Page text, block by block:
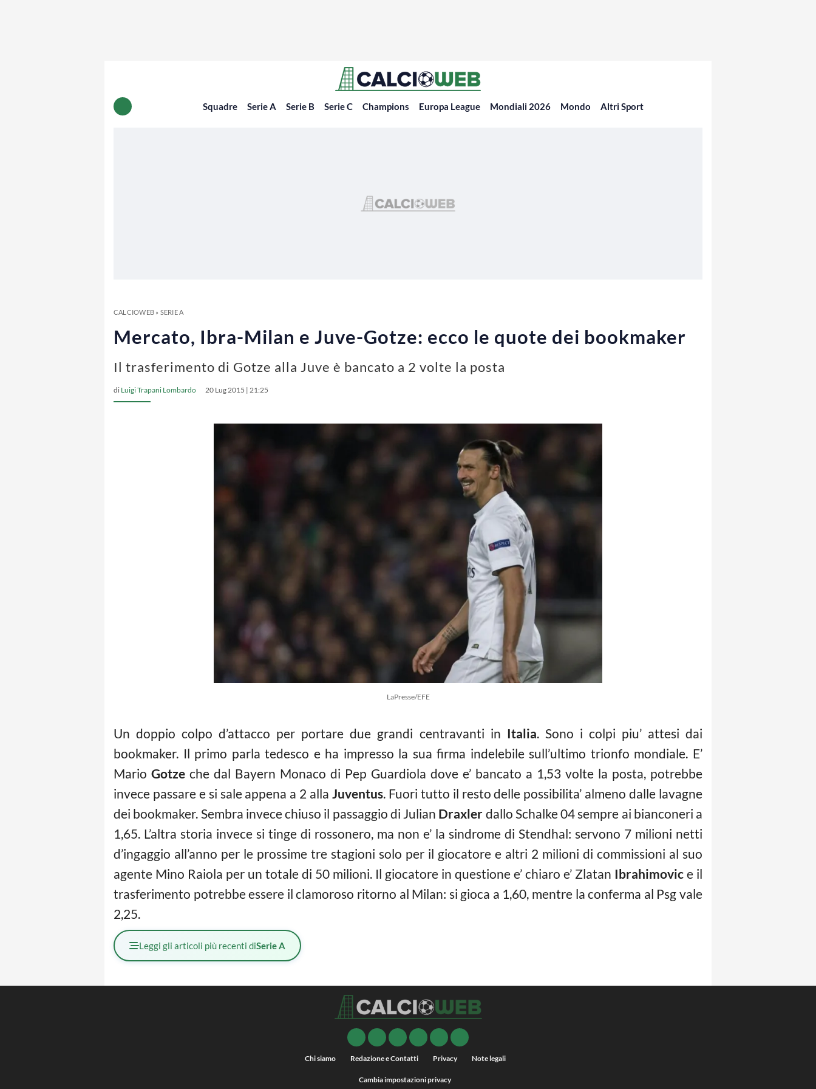
Squadre Serie A Serie B Serie C Champions Europa League Mondiali 2026 Mondo Altri Sport
CALCIOWEB» SERIE A
Mercato, Ibra-Milan e Juve-Gotze: ecco le quote dei bookmaker
Il trasferimento di Gotze alla Juve è bancato a 2 volte la posta
di Luigi Trapani Lombardo 20 Lug 2015 | 21:25
LaPresse/EFE
Un doppio colpo d’attacco per portare due grandi centravanti in Italia. Sono i colpi piu’ attesi dai
bookmaker. Il primo parla tedesco e ha impresso la sua firma indelebile sull’ultimo trionfo mondiale. E’
Mario Gotze che dal Bayern Monaco di Pep Guardiola dove e’ bancato a 1,53 volte la posta, potrebbe
invece passare e si sale appena a 2 alla Juventus. Fuori tutto il resto delle possibilita’ almeno dalle lavagne
dei bookmaker. Sembra invece chiuso il passaggio di Julian Draxler dallo Schalke 04 sempre ai bianconeri a
1,65. L’altra storia invece si tinge di rossonero, ma non e’ la sindrome di Stendhal: servono 7 milioni netti
d’ingaggio all’anno per le prossime tre stagioni solo per il giocatore e altri 2 milioni di commissioni al suo
agente Mino Raiola per un totale di 50 milioni. Il giocatore in questione e’ chiaro e’ Zlatan Ibrahimovic e il
trasferimento potrebbe essere il clamoroso ritorno al Milan: si gioca a 1,60, mentre la conferma al Psg vale
2,25.
Leggi gli articoli più recenti diSerie A
Chi siamo Redazione e Contatti Privacy Note legali
Cambia impostazioni privacy